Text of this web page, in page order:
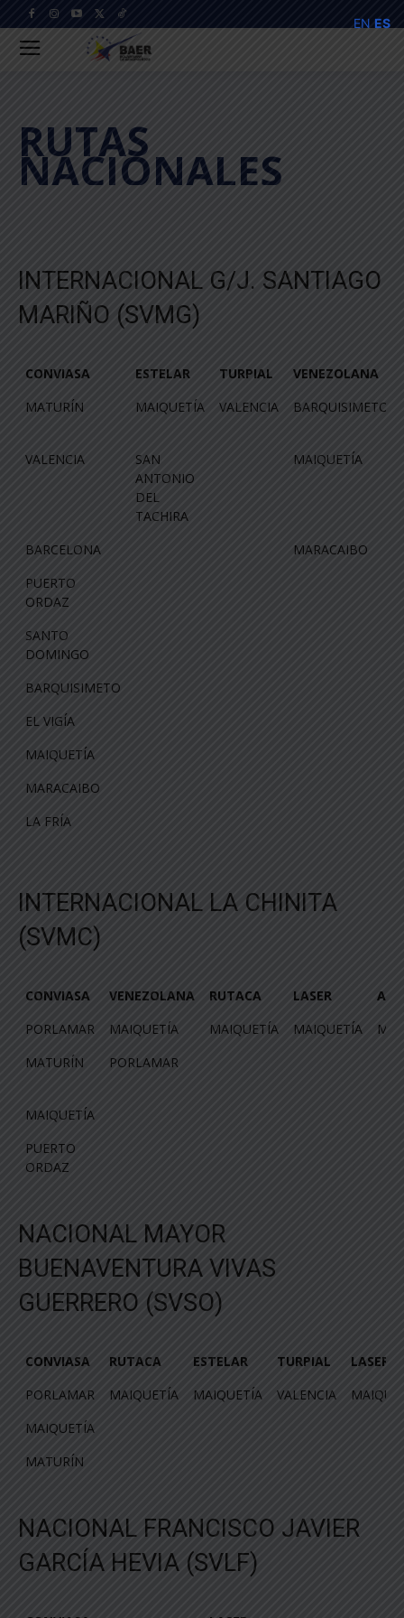
RUTAS
NACIONALES
INTERNACIONAL G/J. SANTIAGO
MARIÑO (SVMG)
CONVIASA ESTELAR TURPIAL VENEZOLANA
CONVIASA
ESTELAR TURPIAL VENEZOLANA
MATURÍN MAIQUETÍA VALENCIA BARQUISIMETO
VALENCIA
SAN
ANTONIO
DEL
TACHIRA
MAIQUETÍA
BARCELONA
MARACAIBO
PUERTO
ORDAZ
SANTO
DOMINGO
BARQUISIMETO
EL VIGÍA
MAIQUETÍA
MARACAIBO
LA FRÍA
INTERNACIONAL LA CHINITA
(SVMC)
CONVIASA VENEZOLANA RUTACA LASER
CONVIASA
VENEZOLANA RUTACA LASER
PORLAMAR MAIQUETÍA MAIQUETÍA MAIQUETÍA
MATURÍN
PORLAMAR
MAIQUETÍA
PUERTO
ORDAZ
NACIONAL MAYOR
BUENAVENTURA VIVAS
GUERRERO (SVSO)
CONVIASA RUTACA ESTELAR TURPIAL
LASER
CONVIASA
RUTACA ESTELAR TURPIAL LASER
PORLAMAR MAIQUETÍA MAIQUETÍA VALENCIA
MAIQUETÍA
MATURÍN
NACIONAL FRANCISCO JAVIER
GARCÍA HEVIA (SVLF)
EN ES